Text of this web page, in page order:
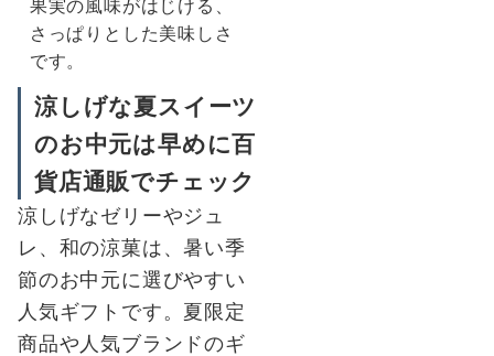
果実の風味がはじける、
さっぱりとした美味しさ
です。
涼しげな夏スイーツ
のお中元は早めに百
貨店通販でチェック
涼しげなゼリーやジュ
レ、和の涼菓は、暑い季
節のお中元に選びやすい
人気ギフトです。夏限定
商品や人気ブランドのギ